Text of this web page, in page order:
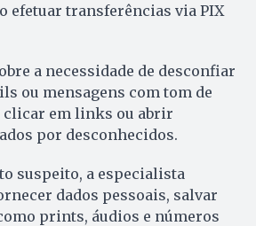
efetuar transferências via PIX
a necessidade de desconfiar
ou mensagens com tom de
clicar em links ou abrir
por desconhecidos.
suspeito, a especialista
dados pessoais, salvar
prints, áudios e números